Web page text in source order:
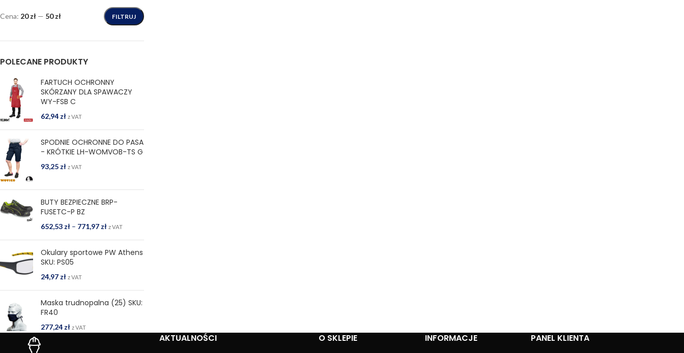
FILTRUJ
Cena: 20 zł — 50 zł
POLECANE PRODUKTY
FARTUCH OCHRONNY
SKÓRZANY DLA SPAWACZY
WY-FSB C
62,94 zł z VAT
SPODNIE OCHRONNE DO PASA
- KRÓTKIE LH-WOMVOB-TS G
93,25 zł z VAT
BUTY BEZPIECZNE BRP-
FUSETC-P BZ
652,53 zł – 771,97 zł z VAT
Okulary sportowe PW Athens
SKU: PS05
24,97 zł z VAT
Maska trudnopalna (25) SKU:
FR40
277,24 zł z VAT
AKTUALNOŚCI O SKLEPIE INFORMACJE PANEL KLIENTA